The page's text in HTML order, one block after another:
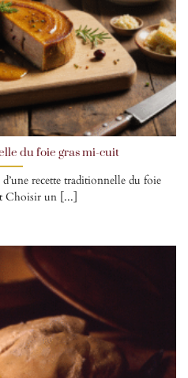
du foie gras mi-cuit
recette traditionnelle du foie
Choisir un [...]